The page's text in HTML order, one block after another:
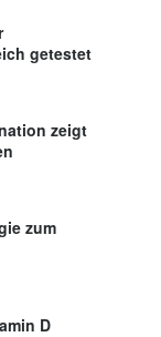
getestet
zeigt
zum
D